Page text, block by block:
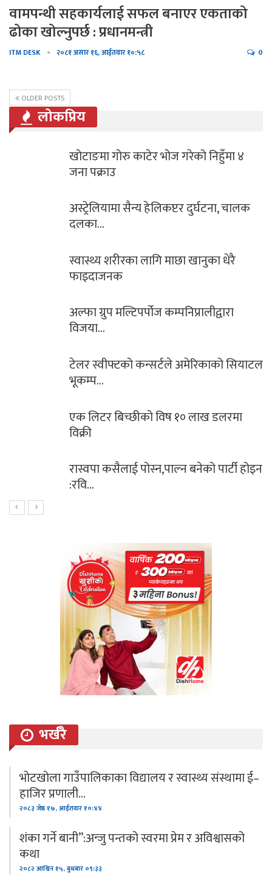
वामपन्थी सहकार्यलाई सफल बनाएर एकताको
ढोका खोल्नुपर्छ : प्रधानमन्त्री
ITM DESK २०८१ असार १६, आईतवार १०:५८ 0
OLDER POSTS
लोकप्रिय
गरेको निहुँमा ४
दुर्घटना, चालक
सियाटल
बनेको पार्टी होइन
पत्रकार प्रकाश बराईली
आज सोमबार यसरी
भगवान शिवको पुजा
सिसेक्पा कप २०८० फुटसल
भारतद्वारा नयाँ रकेट
साबधान ! शनिबारको
महिना दिन नबित्दै
भर्खरै
भोटखोला गाउँपालिकाका विद्यालय र स्वास्थ्य संस्थामा ई–
हाजिर प्रणाली…
२०८३ जेष्ठ १७, आईतवार १०:४४
शंका गर्ने बानी”:अन्जु पन्तको स्वरमा प्रेम र अविश्वासको
कथा
२०८२ आश्विन १५, बुधबार ०९:३३